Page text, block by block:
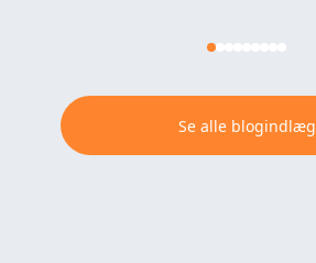
Se alle blogindlæg